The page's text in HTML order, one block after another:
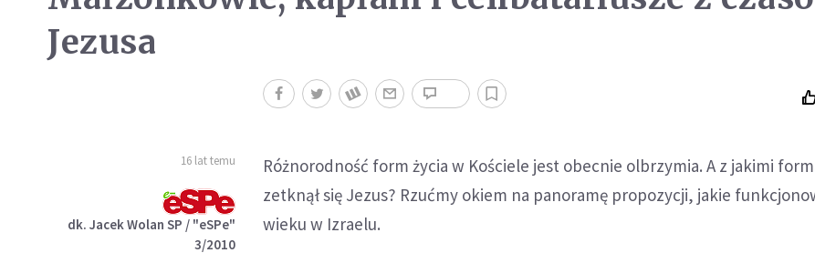
Jezusa
16 lat temu
dk. Jacek Wolan SP / "eSPe"
3/2010
Różnorodność form życia w Kościele jest obecnie olbrzymia. A z jakimi
zetknął się Jezus? Rzućmy okiem na panoramę propozycji, jakie
wieku w Izraelu.